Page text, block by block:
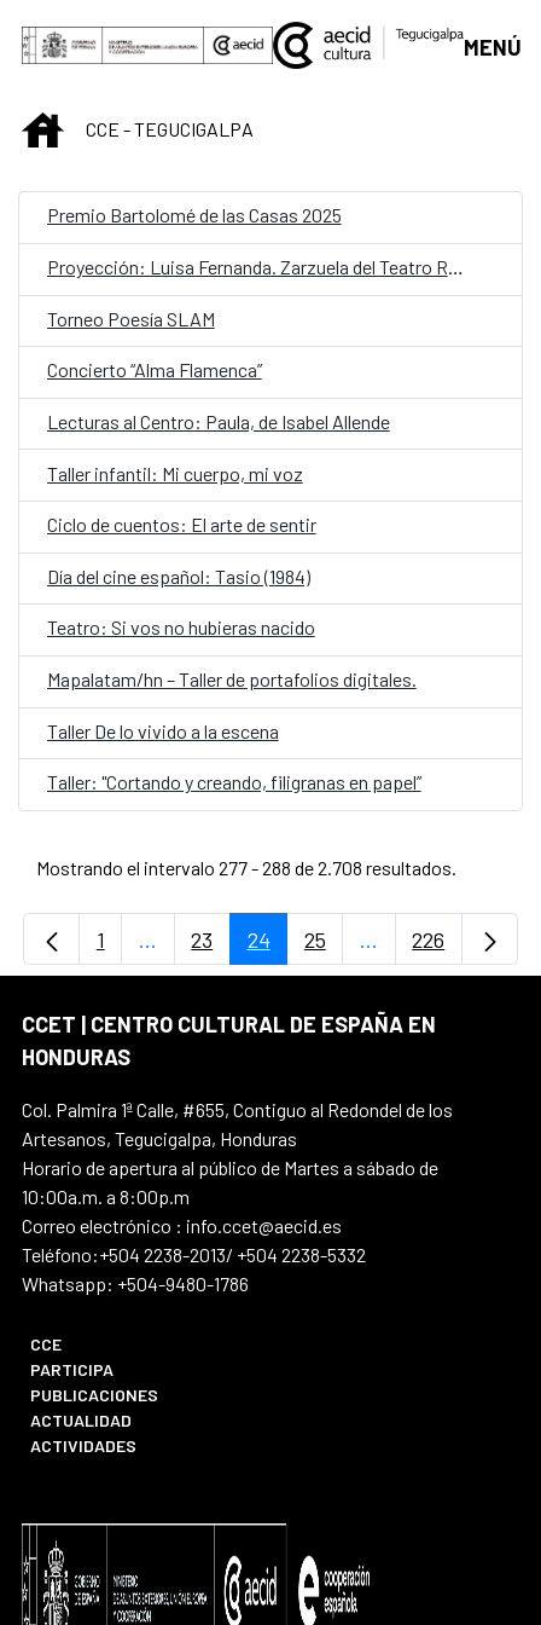
Saltar al contenido principal
MENÚ
INICIOCCE - TEGUCIGALPA
Premio Bartolomé de las Casas 2025
Proyección: Luisa Fernanda. Zarzuela del Teatro Real de Madrid
Torneo Poesía SLAM
Concierto “Alma Flamenca”
Lecturas al Centro: Paula, de Isabel Allende
Taller infantil: Mi cuerpo, mi voz
Ciclo de cuentos: El arte de sentir
Día del cine español: Tasio (1984)
Teatro: Si vos no hubieras nacido
Mapalatam/hn – Taller de portafolios digitales.
Taller De lo vivido a la escena
Taller: "Cortando y creando, filigranas en papel”
Mostrando el intervalo 277 - 288 de 2.708 resultados.
Página
1 ...Páginas intermedias Use TAB para
Página
23 Página
24 Página
25 ...PáginasPágina
226
CCET | CENTRO CULTURAL DE ESPAÑA EN
HONDURAS
Col. Palmira 1ª Calle, #655, Contiguo al Redondel de los
Artesanos, Tegucigalpa, Honduras
Horario de apertura al público de Martes a sábado de
10:00a.m. a 8:00p.m
Correo electrónico : info.ccet@aecid.es
Teléfono:+504 2238-2013/ +504 2238-5332
Whatsapp: +504-9480-1786
CCE
PARTICIPA
PUBLICACIONES
ACTUALIDAD
ACTIVIDADES